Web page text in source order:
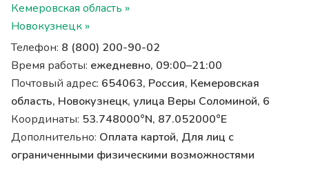
Кемеровская область »
Новокузнецк »
Телефон: 8 (800) 200-90-02
Время работы: ежедневно, 09:00–21:00
Почтовый адрес: 654063, Россия, Кемеровская
область, Новокузнецк, улица Веры Соломиной, 6
Координаты: 53.748000°N, 87.052000°E
Дополнительно: Оплата картой, Для лиц с
ограниченными физическими возможностями